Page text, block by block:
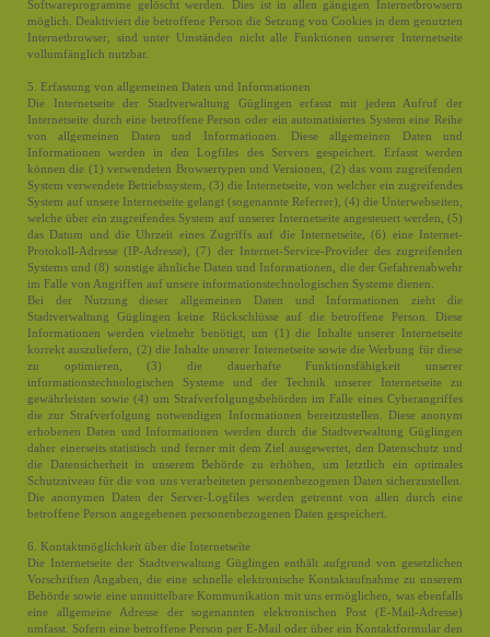
Softwareprogramme gelöscht werden. Dies ist in allen gängigen Internetbrowsern
möglich. Deaktiviert die betroffene Person die Setzung von Cookies in dem genutzten
Internetbrowser, sind unter Umständen nicht alle Funktionen unserer Internetseite
vollumfänglich nutzbar.
5. Erfassung von allgemeinen Daten und Informationen
Die Internetseite der Stadtverwaltung Güglingen erfasst mit jedem Aufruf der
Internetseite durch eine betroffene Person oder ein automatisiertes System eine Reihe
von allgemeinen Daten und Informationen. Diese allgemeinen Daten und
Informationen werden in den Logfiles des Servers gespeichert. Erfasst werden
können die (1) verwendeten Browsertypen und Versionen, (2) das vom zugreifenden
System verwendete Betriebssystem, (3) die Internetseite, von welcher ein zugreifendes
System auf unsere Internetseite gelangt (sogenannte Referrer), (4) die Unterwebseiten,
welche über ein zugreifendes System auf unserer Internetseite angesteuert werden, (5)
das Datum und die Uhrzeit eines Zugriffs auf die Internetseite, (6) eine Internet-
Protokoll-Adresse (IP-Adresse), (7) der Internet-Service-Provider des zugreifenden
Systems und (8) sonstige ähnliche Daten und Informationen, die der Gefahrenabwehr
im Falle von Angriffen auf unsere informationstechnologischen Systeme dienen.
Bei der Nutzung dieser allgemeinen Daten und Informationen zieht die
Stadtverwaltung Güglingen keine Rückschlüsse auf die betroffene Person. Diese
Informationen werden vielmehr benötigt, um (1) die Inhalte unserer Internetseite
korrekt auszuliefern, (2) die Inhalte unserer Internetseite sowie die Werbung für diese
zu optimieren, (3) die dauerhafte Funktionsfähigkeit unserer
informationstechnologischen Systeme und der Technik unserer Internetseite zu
gewährleisten sowie (4) um Strafverfolgungsbehörden im Falle eines Cyberangriffes
die zur Strafverfolgung notwendigen Informationen bereitzustellen. Diese anonym
erhobenen Daten und Informationen werden durch die Stadtverwaltung Güglingen
daher einerseits statistisch und ferner mit dem Ziel ausgewertet, den Datenschutz und
die Datensicherheit in unserem Behörde zu erhöhen, um letztlich ein optimales
Schutzniveau für die von uns verarbeiteten personenbezogenen Daten sicherzustellen.
Die anonymen Daten der Server-Logfiles werden getrennt von allen durch eine
betroffene Person angegebenen personenbezogenen Daten gespeichert.
6. Kontaktmöglichkeit über die Internetseite
Die Internetseite der Stadtverwaltung Güglingen enthält aufgrund von gesetzlichen
Vorschriften Angaben, die eine schnelle elektronische Kontaktaufnahme zu unserem
Behörde sowie eine unmittelbare Kommunikation mit uns ermöglichen, was ebenfalls
eine allgemeine Adresse der sogenannten elektronischen Post (E-Mail-Adresse)
umfasst. Sofern eine betroffene Person per E-Mail oder über ein Kontaktformular den